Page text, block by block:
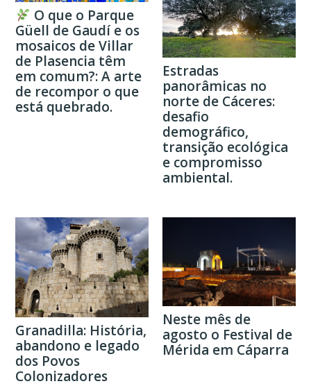
O que o Parque
Güell de Gaudí e os
mosaicos de Villar
de Plasencia têm
em comum?: A arte
de recompor o que
está quebrado.
Estradas
panorâmicas no
norte de Cáceres:
desafio
demográfico,
transição ecológica
e compromisso
ambiental.
Granadilla: História,
abandono e legado
dos Povos
Colonizadores
Neste mês de
agosto o Festival de
Mérida em Cáparra